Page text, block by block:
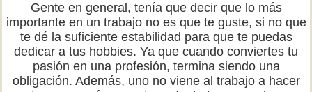
Gente en general, tenía que decir que lo más
importante en un trabajo no es que te guste, si no que
te dé la suficiente estabilidad para que te puedas
dedicar a tus hobbies. Ya que cuando conviertes tu
pasión en una profesión, termina siendo una
obligación. Además, uno no viene al trabajo a hacer